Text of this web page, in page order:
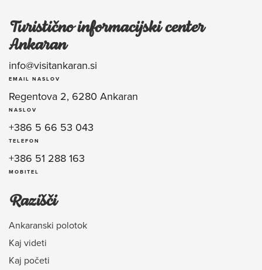
Turistično informacijski center
Ankaran
info@visitankaran.si
EMAIL NASLOV
Regentova 2, 6280 Ankaran
NASLOV
+386 5 66 53 043
TELEFON
+386 51 288 163
MOBITEL
Razišči
Ankaranski polotok
Kaj videti
Kaj početi